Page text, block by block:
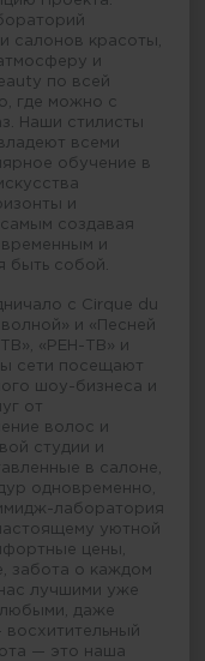
салонов красоты,
и
по всей
где можно с
Наши стилисты
всеми
обучение в
и
создавая
и
быть собой.
с Cirque du
и «Песней
«РЕН-ТВ» и
сети посещают
шоу-бизнеса и
от
волос и
студии и
в салоне,
одновременно,
лаборатория
уютной
цены,
забота о каждом
лучшими уже
даже
— это наша